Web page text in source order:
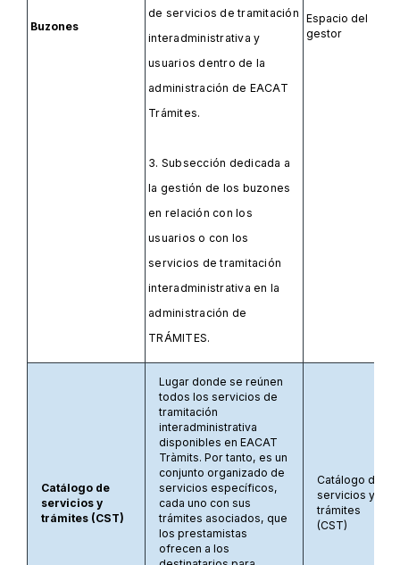
Buzones
de servicios de tramitación
interadministrativa y
usuarios dentro de la
administración de EACAT
Trámites.
3. Subsección dedicada a
la gestión de los buzones
en relación con los
usuarios o con los
servicios de tramitación
interadministrativa en la
administración de
TRÁMITES.
Espacio del
gestor
Catálogo de
servicios y
trámites (CST)
Lugar donde se reúnen
todos los servicios de
tramitación
interadministrativa
disponibles en EACAT
Tràmits. Por tanto, es un
conjunto organizado de
servicios específicos,
cada uno con sus
trámites asociados, que
los prestamistas
ofrecen a los
Catálogo de
servicios y
trámites
(CST)